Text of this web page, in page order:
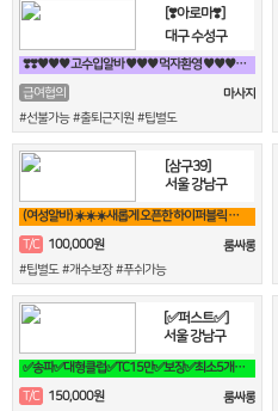
[❣️아로마❣️]
대구 수성구
❣️❣️♥♥♥ 고수입알바 ♥♥♥ 먹자환영 ♥♥♥♥♥❣️❣️
급여협의
마사지
#선불가능 #출퇴근지원 #팁별도
[삼구39]
서울 강남구
(여성알바) ☀️☀️☀️새롭게 오픈한 하이퍼블릭 샤이니 입니다!!!☀️☀️☀️
T/C
100,000원
룸싸롱
#팁별도 #개수보장 #푸쉬가능
[✅퍼스트✅]
서울 강남구
✅송파✅대형클럽✅TC15만✅보장✅최소5개✅송파✅방이✅잠실✅석촌✅강남✅역삼
T/C
150,000원
룸싸롱